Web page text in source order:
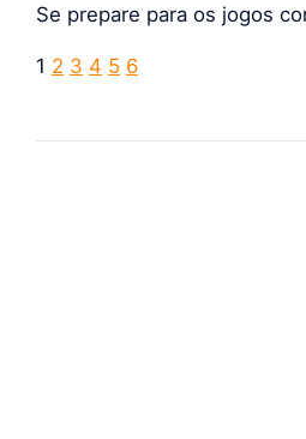
Se prepare para os jogos
1 2 3 4 5 6